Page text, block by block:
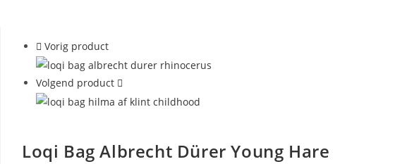
Vorig product
Volgend product
Loqi Bag Albrecht Dürer Young Hare